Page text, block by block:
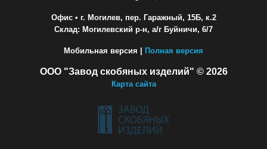
Офис• г. Могилев, пер. Гаражный, 15Б, к.2
Склад: Могилевский р-н, а/г Буйничи, 6/7
Мобильная версия | Полная версия
ООО "Завод скобяных изделий" © 2026
Карта сайта